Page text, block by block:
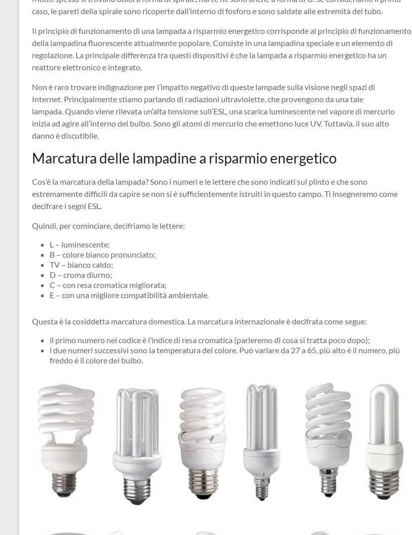
caso, le pareti della spirale sono ricoperte dall’interno di fosforo e sono saldate alle estremità del tubo.
Il principio di funzionamento di una lampada a risparmio energetico corrisponde al principio di funzionamento
della lampadina fluorescente attualmente popolare. Consiste in una lampadina speciale e un elemento di
regolazione. La principale differenza tra questi dispositivi è che la lampada a risparmio energetico ha un
reattore elettronico e integrato.
Non è raro trovare indignazione per l’impatto negativo di queste lampade sulla visione negli spazi di
Internet. Principalmente stiamo parlando di radiazioni ultraviolette, che provengono da una tale
lampada. Quando viene rilevata un’alta tensione sull’ESL, una scarica luminescente nel vapore di mercurio
inizia ad agire all’interno del bulbo. Sono gli atomi di mercurio che emettono luce UV. Tuttavia, il suo alto
danno è discutibile.
Marcatura delle lampadine a risparmio energetico
Cos’è la marcatura della lampada? Sono i numeri e le lettere che sono indicati sul plinto e che sono
estremamente difficili da capire se non si è sufficientemente istruiti in questo campo. Ti insegneremo come
decifrare i segni ESL.
Quindi, per cominciare, decifriamo le lettere:
L – luminescente;
B – colore bianco pronunciato;
TV – bianco caldo;
D – croma diurno;
C – con resa cromatica migliorata;
E – con una migliore compatibilità ambientale.
Questa è la cosiddetta marcatura domestica. La marcatura internazionale è decifrata come segue:
il primo numero nel codice è l’indice di resa cromatica (parleremo di cosa si tratta poco dopo);
i due numeri successivi sono la temperatura del colore. Può variare da 27 a 65, più alto è il numero, più
freddo è il colore del bulbo.